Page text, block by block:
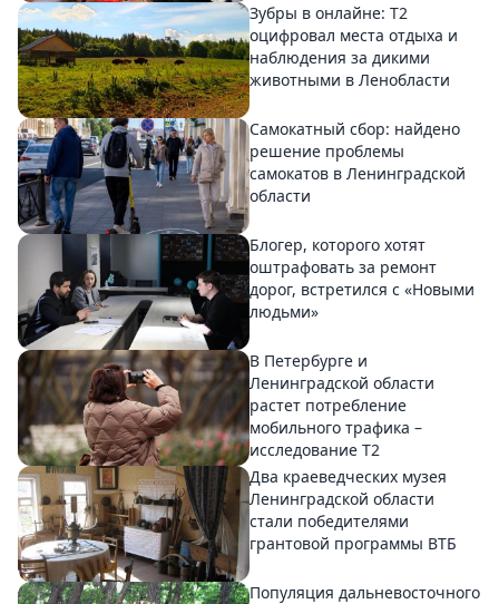
Зубры в онлайне: Т2
оцифровал места отдыха и
наблюдения за дикими
животными в Ленобласти
Самокатный сбор: найдено
решение проблемы
самокатов в Ленинградской
области
Блогер, которого хотят
оштрафовать за ремонт
дорог, встретился с «Новыми
людьми»
В Петербурге и
Ленинградской области
растет потребление
мобильного трафика –
исследование T2
Два краеведческих музея
Ленинградской области
стали победителями
грантовой программы ВТБ
Популяция дальневосточного